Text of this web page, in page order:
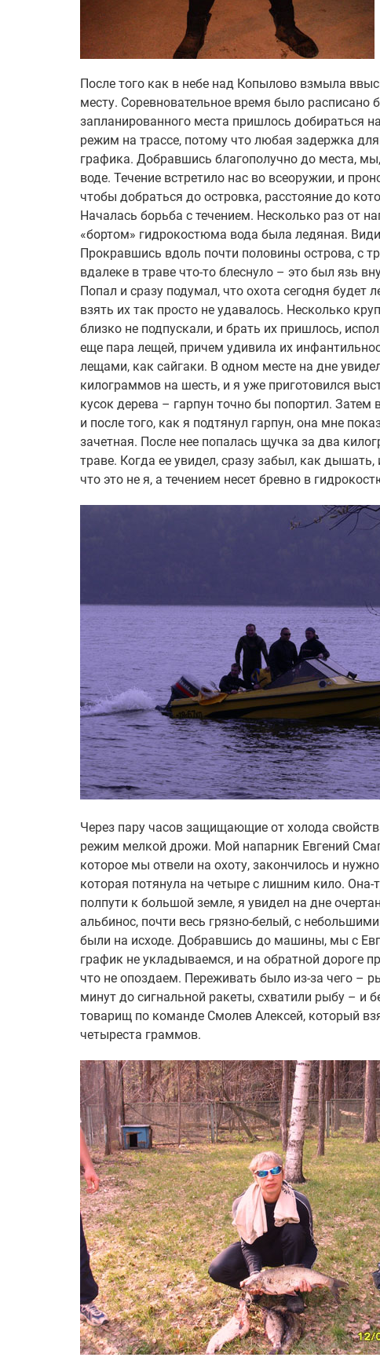
После того как в небе над Копылово взмыла
месту. Соревновательное время было расписано
запланированного места пришлось добираться
режим на трассе, потому что любая задержка
графика. Добравшись благополучно до места,
воде. Течение встретило нас во всеоружии, и
чтобы добраться до островка, расстояние до
Началась борьба с течением. Несколько раз от
«бортом» гидрокостюма вода была ледяная.
Прокравшись вдоль почти половины острова, с
вдалеке в траве что-то блеснуло – это был язь
Попал и сразу подумал, что охота сегодня будет
взять их так просто не удавалось. Несколько
близко не подпускали, и брать их пришлось,
еще пара лещей, причем удивила их
лещами, как сайгаки. В одном месте на дне
килограммов на шесть, и я уже приготовился
кусок дерева – гарпун точно бы попортил.
и после того, как я подтянул гарпун, она мне
зачетная. После нее попалась щучка за два
траве. Когда ее увидел, сразу забыл, как
что это не я, а течением несет бревно в
Через пару часов защищающие от холода
режим мелкой дрожи. Мой напарник Евгений
которое мы отвели на охоту, закончилось и
которая потянула на четыре с лишним кило.
полпути к большой земле, я увидел на дне
альбинос, почти весь грязно-белый, с
были на исходе. Добравшись до машины, мы с
график не укладываемся, и на обратной дороге
что не опоздаем. Переживать было из-за чего –
минут до сигнальной ракеты, схватили рыбу – и
товарищ по команде Смолев Алексей, который
четыреста граммов.